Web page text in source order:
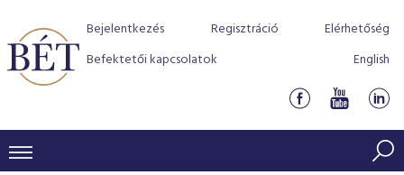
Bejelentkezés Regisztráció
Elérhetőség
Befektetői kapcsolatok
English